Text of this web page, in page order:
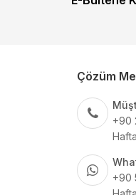
Çözüm
+90
+90